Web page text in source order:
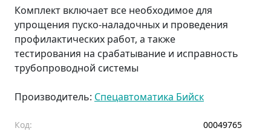
Комплект включает все необходимое для
упрощения пуско-наладочных и проведения
профилактических работ, а также
тестирования на срабатывание и исправность
трубопроводной системы
Производитель: Спецавтоматика Бийск
Код:
00049765